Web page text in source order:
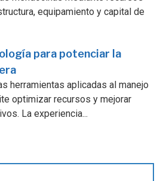
equipamiento y capital de
para potenciar la
herramientas aplicadas al manejo
optimizar recursos y mejorar
La experiencia...